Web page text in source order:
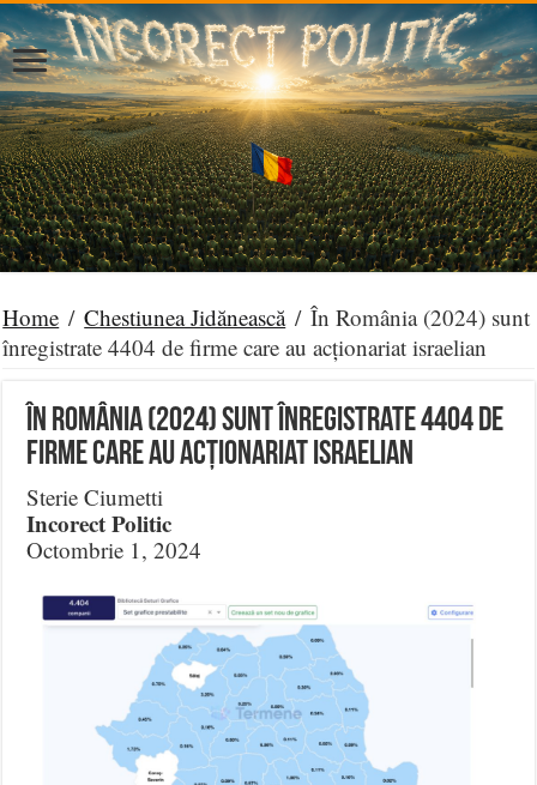
Home / Chestiunea Jidănească / În România (2024) sunt
înregistrate 4404 de firme care au acționariat israelian
În România (2024) sunt înregistrate 4404 de
firme care au acționariat israelian
Sterie Ciumetti
Incorect Politic
Octombrie 1, 2024